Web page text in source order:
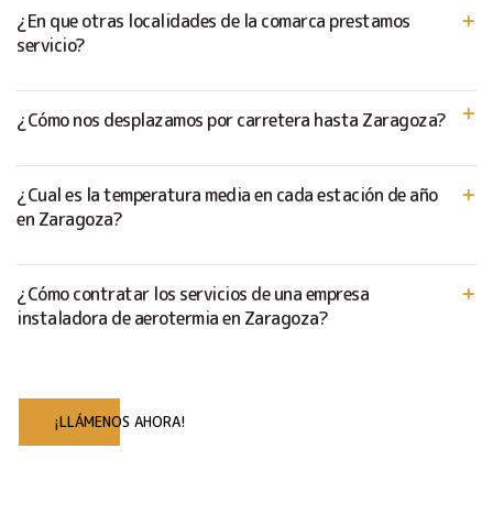
¿En que otras localidades de la comarca prestamos
servicio?
¿Cómo nos desplazamos por carretera hasta Zaragoza?
¿Cual es la temperatura media en cada estación de año
en Zaragoza?
¿Cómo contratar los servicios de una empresa
instaladora de aerotermia en Zaragoza?
¡LLÁMENOS AHORA!